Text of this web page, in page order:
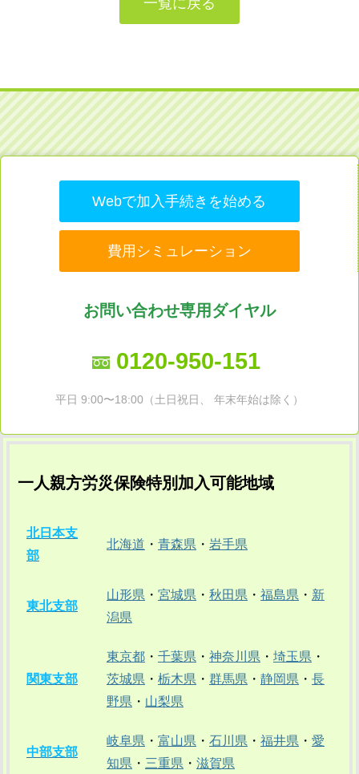
Webで加入手続きを始める
費用シミュレーション
お問い合わせ専用ダイヤル
0120-950-151
平日 9:00〜18:00（土日祝日、 年末年始は除く）
一人親方労災保険特別加入可能地域
北日本支
部
北海道 ・ 青森県 ・ 岩手県
東北支部
山形県 ・ 宮城県 ・ 秋田県 ・ 福島県 ・ 新
潟県
関東支部
東京都 ・ 千葉県 ・ 神奈川県 ・ 埼玉県 ・
茨城県 ・ 栃木県 ・ 群馬県 ・ 静岡県 ・ 長
野県 ・ 山梨県
中部支部
岐阜県 ・ 富山県 ・ 石川県 ・ 福井県 ・ 愛
知県 ・ 三重県 ・ 滋賀県